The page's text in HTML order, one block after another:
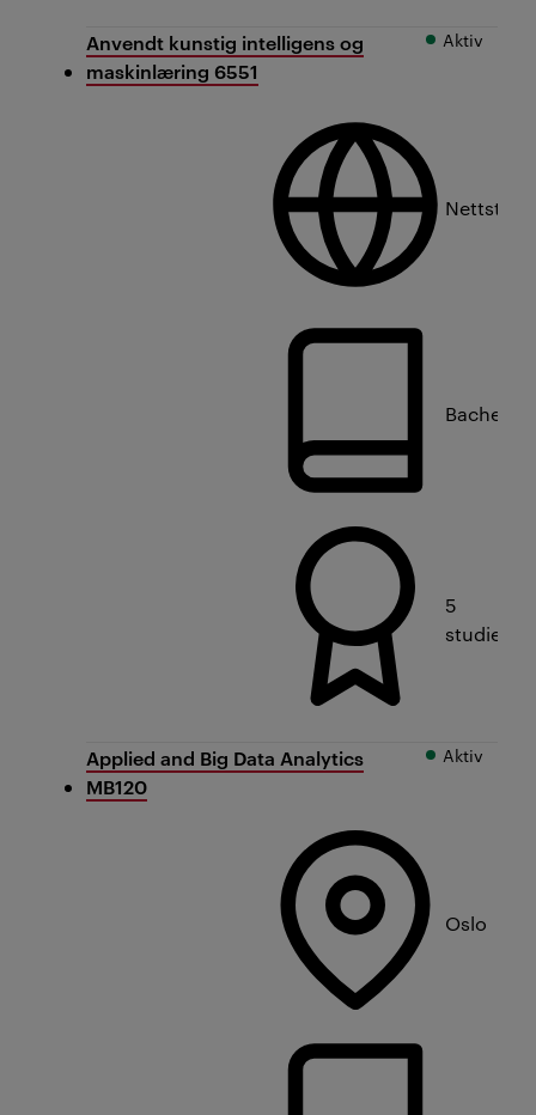
Anvendt kunstig intelligens og
maskinlæring 6551
5
Aktiv
Applied and Big Data Analytics
MB120
Oslo
Aktiv